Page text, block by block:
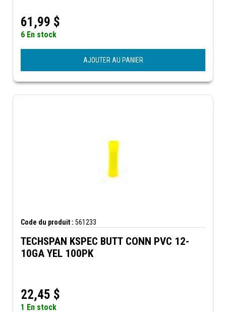
61,99 $
6 En stock
AJOUTER AU PANIER
Code du produit : 561233
TECHSPAN KSPEC BUTT CONN PVC 12-
10GA YEL 100PK
22,45 $
1 En stock